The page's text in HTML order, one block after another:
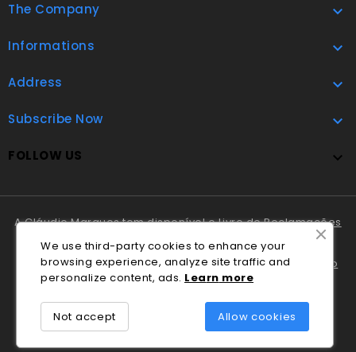
The Company 
Informations 
Address 
Subscribe Now 
FOLLOW US 
A Cláudio Marques tem disponível oLivro de Reclamações
Online.
Em caso de litígio o consumidor pode recorrer ao
Centro
Nacional de Informação e Arbitragem de Conflitos de
Consumo de Coimbra.
We use third-party cookies to enhance your
browsing experience, analyze site traffic and
personalize content, ads. Learn more
Allow cookies
Not accept